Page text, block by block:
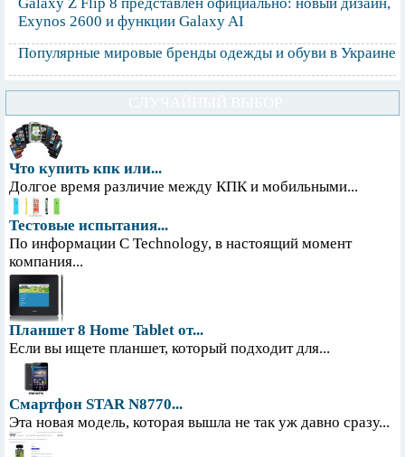
Exynos 2600 и функции Galaxy AI
Популярные мировые бренды одежды и обуви в Украине
Что купить кпк или...
Долгое время различие между КПК и мобильными...
Тестовые испытания...
По информации С Technology, в настоящий момент
компания...
Планшет 8 Home Tablet от...
Если вы ищете планшет, который подходит для...
Смартфон STAR N8770...
Эта новая модель, которая вышла не так уж давно сразу...